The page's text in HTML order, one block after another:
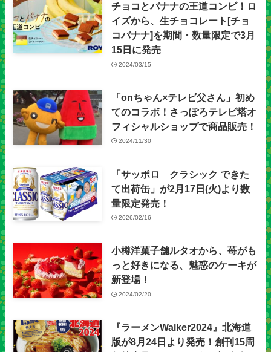
チョコとバナナの王道コンビ！ロ
イズから、生チョコレート[チョ
コバナナ]を期間・数量限定で3月
15日に発売
2024/03/15
「onちゃん×テレビ父さん」初め
てのコラボ！さっぽろテレビ塔オ
フィシャルショップで商品販売！
2024/11/30
「サッポロ クラシック できた
て出荷缶」が2月17日(火)より数
量限定発売！
2026/02/16
小樽洋菓子舗ルタオから、苺がも
っと好きになる、魅惑のケーキが
新登場！
2024/02/20
『ラーメンWalker2024』北海道
版が8月24日より発売！創刊15周